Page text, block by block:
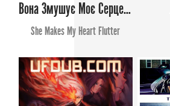
Вона Змушує Моє Серце Битися
She Makes My Heart Flutter